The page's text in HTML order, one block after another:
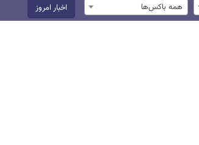
همه باکس‌ها اخبار امروز